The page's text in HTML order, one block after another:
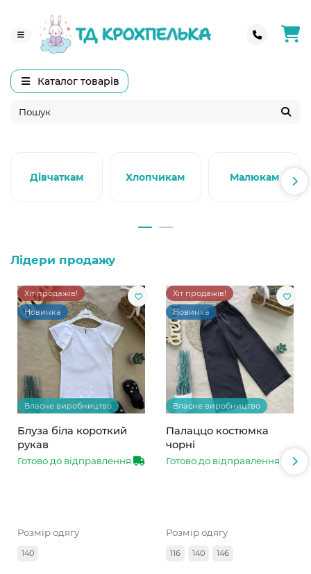
Каталог товарів
Дівчаткам Хлопчикам Малюкам
Лідери продажу
Хіт продажів!
Новинка
Власне виробництво
Блуза біла короткий
рукав
Готово до відправлення
Розмір одягу
140
Хіт продажів!
Новинка
Власне виробництво
Палаццо костюмка
чорні
Готово до відправлення
Розмір одягу
116 140 146